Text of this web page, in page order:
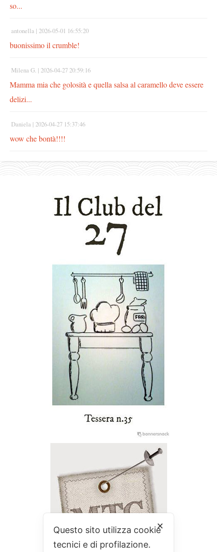
so...
antonella | 2026-05-01 16:55:20
buonissimo il crumble!
Milena G. | 2026-04-27 20:59:16
Mamma mia che golosità e quella salsa al caramello deve essere
delizi...
Daniela | 2026-04-27 15:37:46
wow che bontà!!!!
✕
Questo sito utilizza cookie
tecnici e di profilazione.